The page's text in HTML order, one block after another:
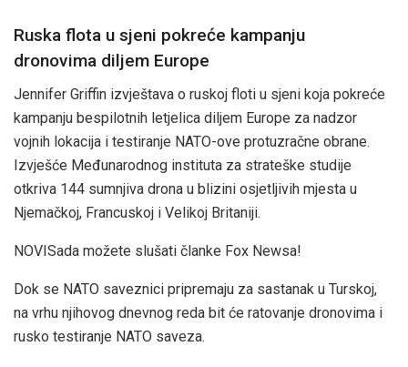
Ruska flota u sjeni pokreće kampanju
dronovima diljem Europe
Jennifer Griffin izvještava o ruskoj floti u sjeni koja pokreće
kampanju bespilotnih letjelica diljem Europe za nadzor
vojnih lokacija i testiranje NATO-ove protuzračne obrane.
Izvješće Međunarodnog instituta za strateške studije
otkriva 144 sumnjiva drona u blizini osjetljivih mjesta u
Njemačkoj, Francuskoj i Velikoj Britaniji.
NOVISada možete slušati članke Fox Newsa!
Dok se NATO saveznici pripremaju za sastanak u Turskoj,
na vrhu njihovog dnevnog reda bit će ratovanje dronovima i
rusko testiranje NATO saveza.